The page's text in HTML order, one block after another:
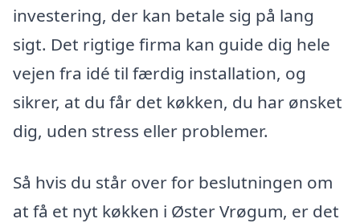
investering, der kan betale sig på lang
sigt. Det rigtige firma kan guide dig hele
vejen fra idé til færdig installation, og
sikrer, at du får det køkken, du har ønsket
dig, uden stress eller problemer.
Så hvis du står over for beslutningen om
at få et nyt køkken i Øster Vrøgum, er det